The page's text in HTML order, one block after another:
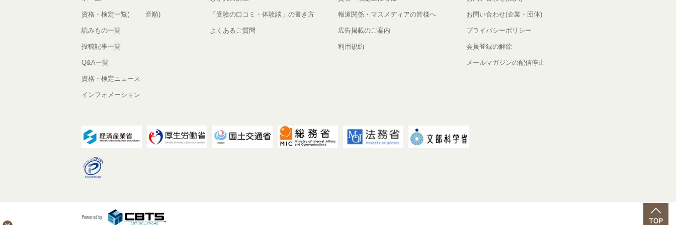
資格・検定一覧(50音順)
読みもの一覧
投稿記事一覧
Q&A一覧
資格・検定ニュース
インフォメーション
「受験の口コミ・体験談」の書き方
よくあるご質問
報道関係・マスメディアの皆様へ
広告掲載のご案内
利用規約
お問い合わせ(企業・団体)
プライバシーポリシー
会員登録の解除
メールマガジンの配信停止
Powered by